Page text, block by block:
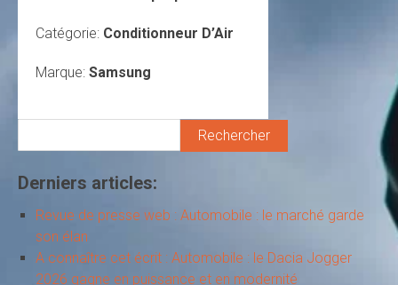
Catégorie: Conditionneur D’Air
Marque: Samsung
Rechercher
Derniers articles:
Revue de presse web : Automobile : le marché garde
son élan
A connaître cet écrit : Automobile : le Dacia Jogger
2026 gagne en puissance et en modernité